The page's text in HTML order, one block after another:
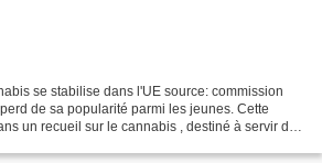
se stabilise dans l'UE source: commission
de sa popularité parmi les jeunes. Cette
un recueil sur le cannabis , destiné à servir de